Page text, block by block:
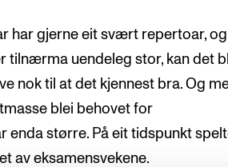
har gjerne eit svært repertoar,
tilnærma uendeleg stor, kan det
nok til at det kjennest bra. Og
blei behovet for
enda større. På eit tidspunkt
av eksamensvekene.